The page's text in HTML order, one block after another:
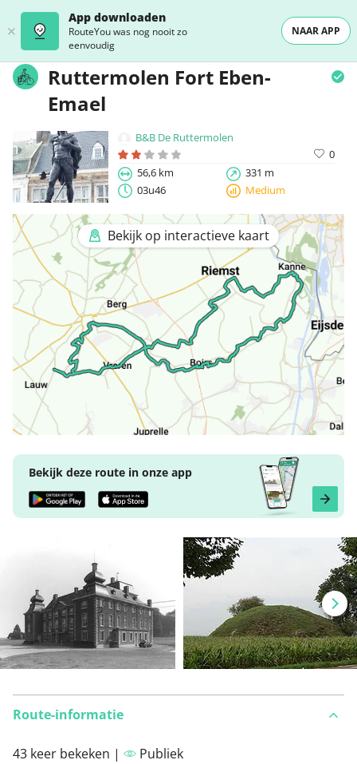
App downloaden
RouteYou was nog nooit zo
eenvoudig
NAAR APP
Ruttermolen Fort Eben-
Emael
B&B De Ruttermolen
0
56,6 km
331 m
03u46
Medium
Bekijk op interactieve kaart
Bekijk deze route in onze app
Route-informatie
43 keer bekeken | Publiek